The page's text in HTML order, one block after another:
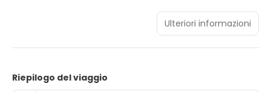
asciugamani e lenzuola in dotazione. I luoghi di interesse
più famosi nei dintorni di questo appartamento includono
Museo dell'Insurrezione di Varsavia, Palazzo della Cultura e
Varsavia-Chopin si trova a 7 km di distanza.
Ulteriori informazioni
Riepilogo del viaggio